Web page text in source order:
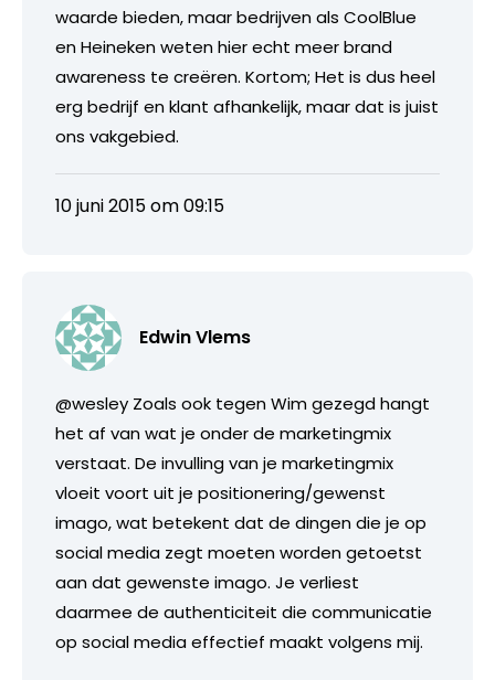
waarde bieden, maar bedrijven als CoolBlue
en Heineken weten hier echt meer brand
awareness te creëren. Kortom; Het is dus heel
erg bedrijf en klant afhankelijk, maar dat is juist
ons vakgebied.
10 juni 2015 om 09:15
Edwin Vlems
@wesley Zoals ook tegen Wim gezegd hangt
het af van wat je onder de marketingmix
verstaat. De invulling van je marketingmix
vloeit voort uit je positionering/gewenst
imago, wat betekent dat de dingen die je op
social media zegt moeten worden getoetst
aan dat gewenste imago. Je verliest
daarmee de authenticiteit die communicatie
op social media effectief maakt volgens mij.